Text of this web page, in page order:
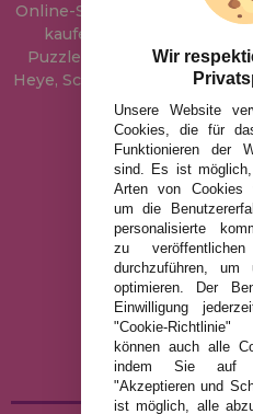
Online-Shop, wo Sie Puzzle
kaufen können. In
Puzzles der Marken Educa,
Heye, Schmidt, Castorland,
Art Puzzle,
COOKIE-
VERSAND
RÜCKGABE
Wir
Unsere Website
Cookies, die für
Funktionieren der
sind. Es ist
Arten von Cookies
um die
personalisierte
zu
durchzuführen, um
optimieren. Der
Einwilligung
"Cookie-
können auch alle
indem Sie auf
"Akzeptieren und
ist möglich, alle